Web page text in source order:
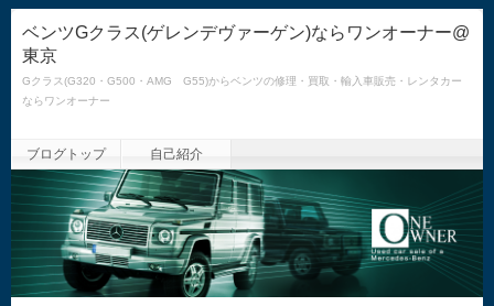
ベンツGクラス(ゲレンデヴァーゲン)ならワンオーナー@
東京
Gクラス(G320・G500・AMG G55)からベンツの修理・買取・輸入車販売・レンタカー
ならワンオーナー
ブログトップ 自己紹介